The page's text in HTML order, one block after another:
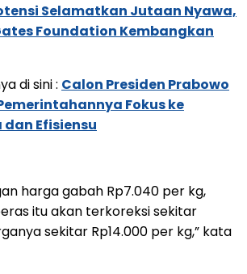
Selamatkan Jutaan Nyawa,
Foundation Kembangkan
di sini : Calon Presiden Prabowo
Fokus ke
Efisiensu
harga gabah Rp7.040 per kg,
itu akan terkoreksi sekitar
sekitar Rp14.000 per kg,” kata